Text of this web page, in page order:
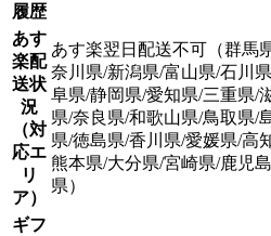
履歴
あす
楽配
送状
況
（対
応エ
リ
ア）
あす楽翌日配送不可（群馬
奈川県/新潟県/富山県/石川
阜県/静岡県/愛知県/三重県/
県/奈良県/和歌山県/鳥取県/
県/徳島県/香川県/愛媛県/高
熊本県/大分県/宮崎県/鹿児
県）
ギフ